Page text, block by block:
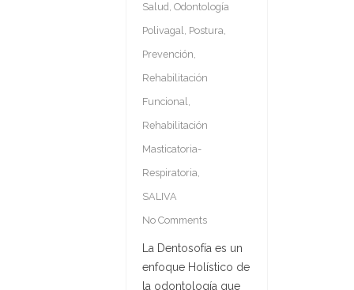
Salud, Odontología
Polivagal, Postura,
Prevención,
Rehabilitación
Funcional,
Rehabilitación
Masticatoria-
Respiratoria,
SALIVA
No Comments
La Dentosofía es un
enfoque Holístico de
la odontología que